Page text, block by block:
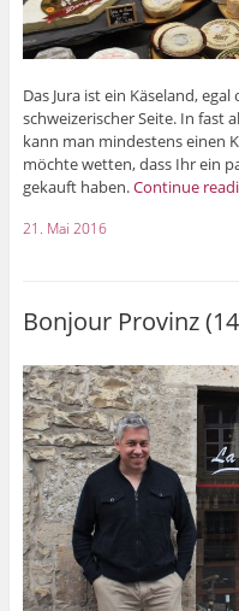
Das Jura ist ein Käseland,
schweizerischer Seite. In fast
kann man mindestens einen
möchte wetten, dass Ihr ein
gekauft haben.Continue
21. Mai 2016
Bonjour Provinz